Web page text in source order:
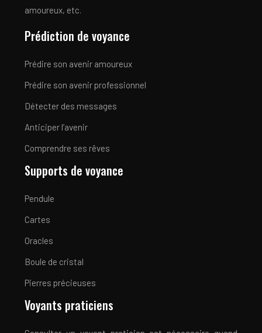
amoureux, etc.
Prédiction de voyance
Prédire son avenir amoureux
Prédire son avenir professionnel
Détecter des messages
Anticiper l’avenir
Comprendre ses rêves
Supports de voyance
Pendule
Cartes
Oracles
Boule de cristal
Pierres précieuses
Voyants praticiens